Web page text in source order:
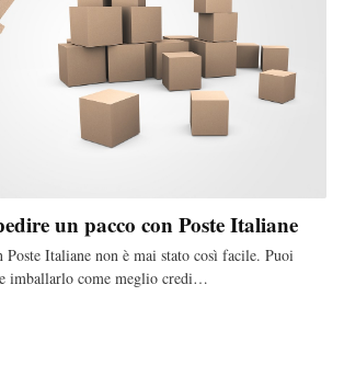
un pacco con Poste Italiane
Poste Italiane non è mai stato così facile. Puoi
imballarlo come meglio credi…